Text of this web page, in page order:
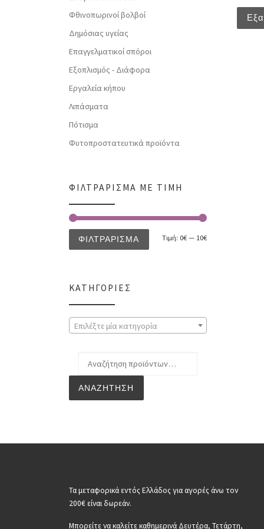
Φθινοπωρινοί βολβοί
Δημόσιας υγείας
Επαγγελματικοί σπόροι
Εξοπλισμός - Διάφορα
Εργαλεία κήπου
Λιπάσματα
Πότισμα
Φυτοπροστατευτικά προϊόντα
ΦΙΛΤΡΆΡΙΣΜΑ ΜΕ ΤΙΜΉ
ΦΙΛΤΡΆΡΙΣΜΑ Τιμή: 0€ — 10€
ΚΑΤΗΓΟΡΊΕΣ
Επιλέξτε μία κατηγορία
ΑΝΑΖΉΤΗΣΗ
Τα μεταφορικά εντός Ελλάδος για αγορές άνω τον
200€ είναι δωρεάν.
Μπορείτε να καλείτε καθημερινά Δευτέρα, Τετάρτη,